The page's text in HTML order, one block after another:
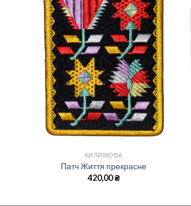
КИЛИМОВА
Патч Життя прекрасне
420,00₴